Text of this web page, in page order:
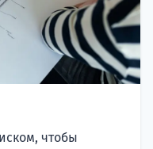
чтобы